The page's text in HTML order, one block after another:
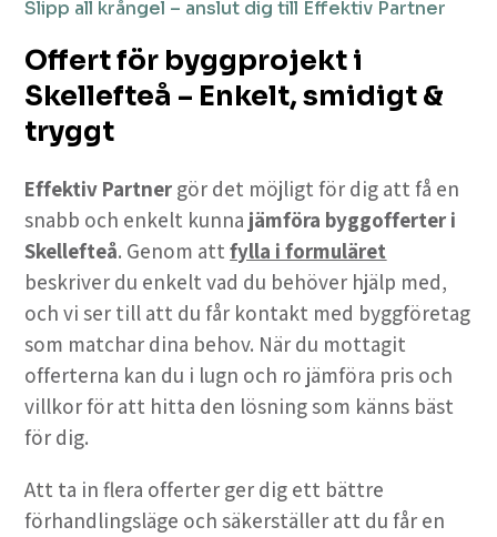
Slipp all krångel – anslut dig till Effektiv Partner
Offert för byggprojekt i
Skellefteå – Enkelt, smidigt &
tryggt
Effektiv Partner gör det möjligt för dig att få en
snabb och enkelt kunna jämföra byggofferter i
Skellefteå. Genom attfylla i formuläret
beskriver du enkelt vad du behöver hjälp med,
och vi ser till att du får kontakt med byggföretag
som matchar dina behov. När du mottagit
offerterna kan du i lugn och ro jämföra pris och
villkor för att hitta den lösning som känns bäst
för dig.
Att ta in flera offerter ger dig ett bättre
förhandlingsläge och säkerställer att du får en